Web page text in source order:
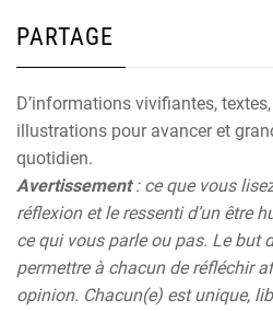
PARTAGE
D’informations vivifiantes,
illustrations pour avancer et
quotidien.
Avertissement: ce que vous
réflexion et le ressenti d’un être
ce qui vous parle ou pas. Le but
permettre à chacun de réfléchir
opinion. Chacun(e) est unique,